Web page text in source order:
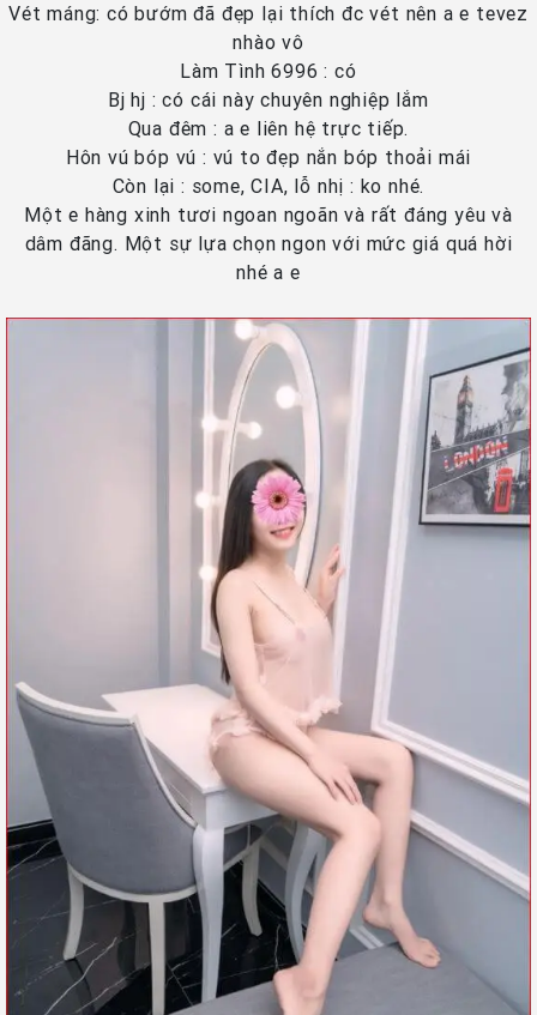
Vét máng: có bướm đã đẹp lại thích đc vét nên a e tevez
nhào vô
Làm Tình 6996 : có
Bj hj : có cái này chuyên nghiệp lắm
Qua đêm : a e liên hệ trực tiếp.
Hôn vú bóp vú : vú to đẹp nắn bóp thoải mái
Còn lại : some, CIA, lỗ nhị : ko nhé.
Một e hàng xinh tươi ngoan ngoãn và rất đáng yêu và
dâm đãng. Một sự lựa chọn ngon với mức giá quá hời
nhé a e